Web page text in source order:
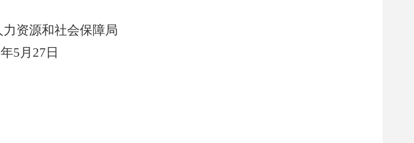
力资源和社会保障局
年5月 27 日